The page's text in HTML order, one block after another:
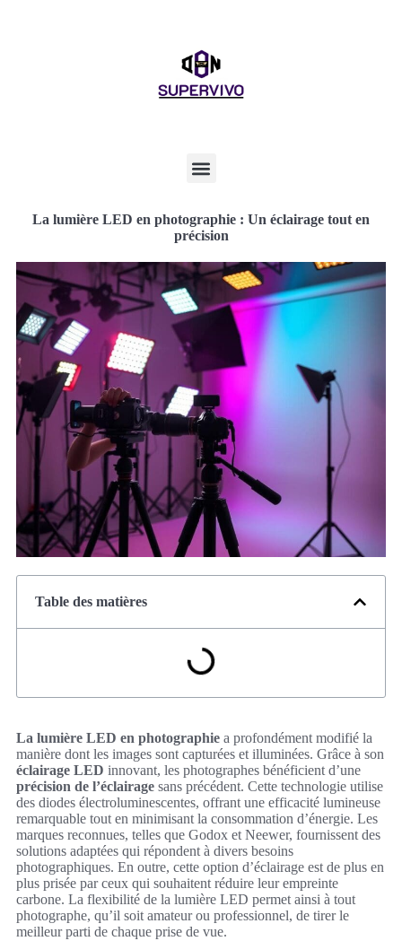
La lumière LED en photographie : Un éclairage tout en
précision
Table des matières
La lumière LED en photographie a profondément modifié la
manière dont les images sont capturées et illuminées. Grâce à son
éclairage LED innovant, les photographes bénéficient d’une
précision de l’éclairage sans précédent. Cette technologie utilise
des diodes électroluminescentes, offrant une efficacité lumineuse
remarquable tout en minimisant la consommation d’énergie. Les
marques reconnues, telles que Godox et Neewer, fournissent des
solutions adaptées qui répondent à divers besoins
photographiques. En outre, cette option d’éclairage est de plus en
plus prisée par ceux qui souhaitent réduire leur empreinte
carbone. La flexibilité de la lumière LED permet ainsi à tout
photographe, qu’il soit amateur ou professionnel, de tirer le
meilleur parti de chaque prise de vue.